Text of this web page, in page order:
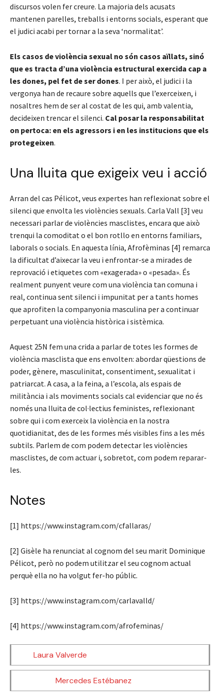
discursos volen fer creure. La majoria dels acusats
mantenen parelles, treballs i entorns socials, esperant que
el judici acabi per tornar a la seva ‘normalitat’.
Els casos de violència sexual no són casos aïllats, sinó
que es tracta d’una violència estructural exercida cap a
les dones, pel fet de ser dones. I per això, el judici i la
vergonya han de recaure sobre aquells que l’exerceixen, i
nosaltres hem de ser al costat de les qui, amb valentia,
decideixen trencar el silenci. Cal posar la responsabilitat
on pertoca: en els agressors i en les institucions que els
protegeixen.
Una lluita que exigeix veu i acció
Arran del cas Pélicot, veus expertes han reflexionat sobre el
silenci que envolta les violències sexuals. Carla Vall [3] veu
necessari parlar de violències masclistes, encara que això
trenqui la comoditat o el bon rotllo en entorns familiars,
laborals o socials. En aquesta línia, Afrofèminas [4] remarca
la dificultat d’aixecar la veu i enfrontar-se a mirades de
reprovació i etiquetes com «exagerada» o «pesada». És
realment punyent veure com una violència tan comuna i
real, continua sent silenci i impunitat per a tants homes
que aprofiten la companyonia masculina per a continuar
perpetuant una violència històrica i sistèmica.
Aquest 25N fem una crida a parlar de totes les formes de
violència masclista que ens envolten: abordar qüestions de
poder, gènere, masculinitat, consentiment, sexualitat i
patriarcat. A casa, a la feina, a l’escola, als espais de
militància i als moviments socials cal evidenciar que no és
només una lluita de col·lectius feministes, reflexionant
sobre qui i com exerceix la violència en la nostra
quotidianitat, des de les formes més visibles fins a les més
subtils. Parlem de com podem detectar les violències
masclistes, de com actuar i, sobretot, com podem reparar-
les.
Notes
[1] https://www.instagram.com/cfallaras/
[2] Gisèle ha renunciat al cognom del seu marit Dominique
Pélicot, però no podem utilitzar el seu cognom actual
perquè ella no ha volgut fer-ho públic.
[3] https://www.instagram.com/carlavalld/
[4] https://www.instagram.com/afrofeminas/
Laura Valverde
Mercedes Estébanez